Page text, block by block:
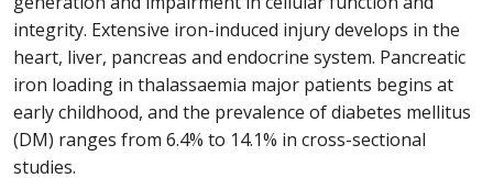
integrity. Extensive iron-induced injury develops in the
heart, liver, pancreas and endocrine system. Pancreatic
iron loading in thalassaemia major patients begins at
early childhood, and the prevalence of diabetes mellitus
(DM) ranges from 6.4% to 14.1% in cross-sectional
studies.